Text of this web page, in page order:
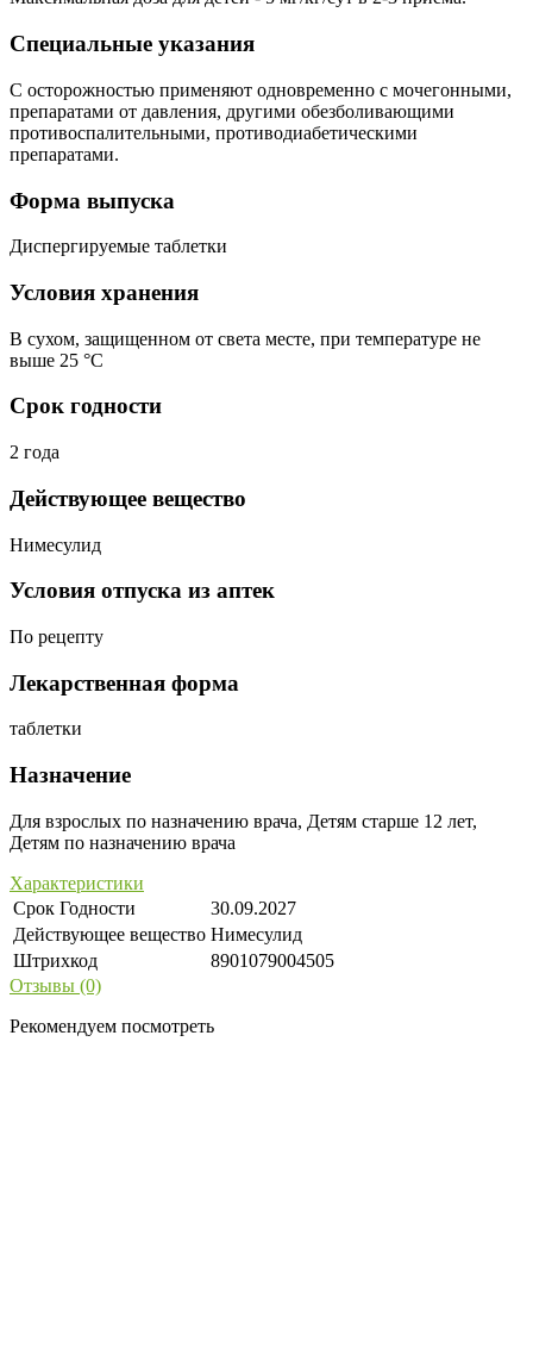
Специальные указания
С осторожностью применяют одновременно с мочегонными,
препаратами от давления, другими обезболивающими
противоспалительными, противодиабетическими
препаратами.
Форма выпуска
Диспергируемые таблетки
Условия хранения
В сухом, защищенном от света месте, при температуре не
выше 25 °C
Срок годности
2 года
Действующее вещество
Нимесулид
Условия отпуска из аптек
По рецепту
Лекарственная форма
таблетки
Назначение
Для взрослых по назначению врача, Детям старше 12 лет,
Детям по назначению врача
Характеристики
Срок Годности
30.09.2027
Действующее вещество Нимесулид
Штрихкод
8901079004505
Отзывы (0)
Рекомендуем посмотреть